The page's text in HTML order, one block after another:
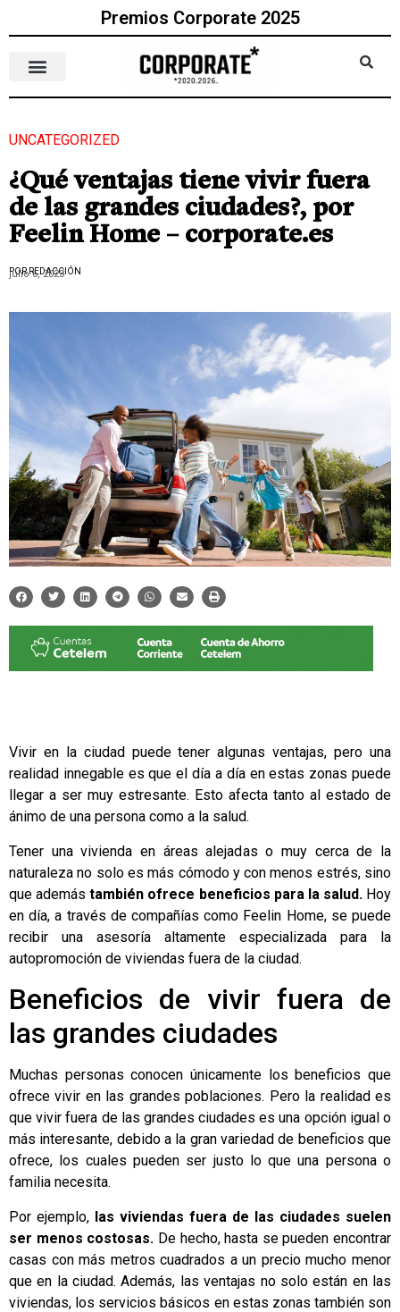
Premios Corporate 2025
UNCATEGORIZED
¿Qué ventajas tiene vivir fuera
de las grandes ciudades?, por
Feelin Home – corporate.es
POR REDACCIÓN
julio 6, 2023
Vivir en la ciudad puede tener algunas ventajas, pero una
realidad innegable es que el día a día en estas zonas puede
llegar a ser muy estresante. Esto afecta tanto al estado de
ánimo de una persona como a la salud.
Tener una vivienda en áreas alejadas o muy cerca de la
naturaleza no solo es más cómodo y con menos estrés, sino
que ademástambién ofrece beneficios para la salud. Hoy
en día, a través de compañías como Feelin Home, se puede
recibir una asesoría altamente especializada para la
autopromoción de viviendas fuera de la ciudad.
Beneficios de vivir fuera de
las grandes ciudades
Muchas personas conocen únicamente los beneficios que
ofrece vivir en las grandes poblaciones. Pero la realidad es
quevivir fuera de las grandes ciudades es una opción igual o
más interesante, debido a la gran variedad de beneficios que
ofrece, los cuales pueden ser justo lo que una persona o
familia necesita.
Por ejemplo, las viviendas fuera de las ciudades suelen
ser menos costosas. De hecho, hasta se pueden encontrar
casas con más metros cuadrados a un precio mucho menor
que en la ciudad. Además, las ventajas no solo están en las
viviendas, los servicios básicos en estas zonas también son